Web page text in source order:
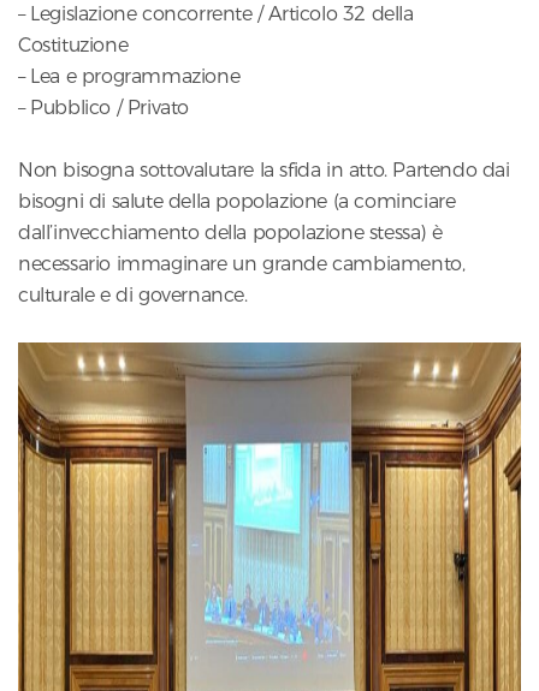
– Legislazione concorrente / Articolo 32 della
Costituzione
– Lea e programmazione
– Pubblico / Privato
Non bisogna sottovalutare la sfida in atto. Partendo dai
bisogni di salute della popolazione (a cominciare
dall’invecchiamento della popolazione stessa) è
necessario immaginare un grande cambiamento,
culturale e di governance.